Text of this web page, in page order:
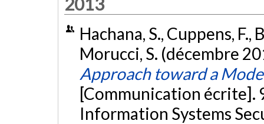
Hachana, S., Cuppens,
Morucci, S. (décembre
Approach toward a
[Communication
Information Systems